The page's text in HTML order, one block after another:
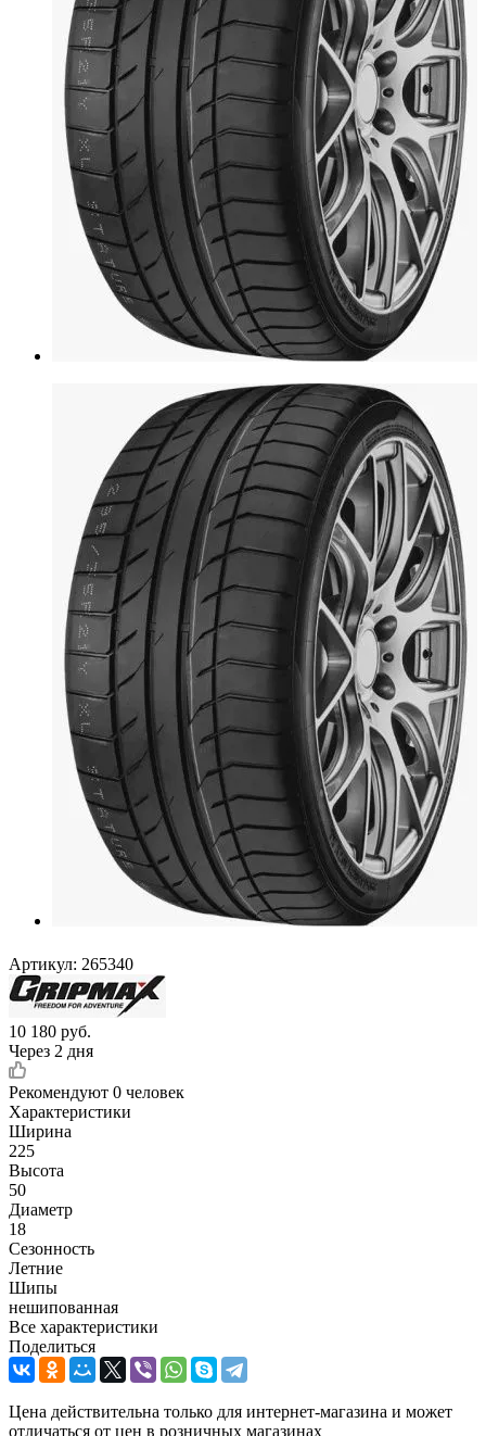
Артикул: 265340
10 180 руб.
Через 2 дня
Рекомендуют 0 человек
Характеристики
Ширина
225
Высота
50
Диаметр
18
Сезонность
Летние
Шипы
нешипованная
Все характеристики
Поделиться
Цена действительна только для интернет-магазина и может
отличаться от цен в розничных магазинах